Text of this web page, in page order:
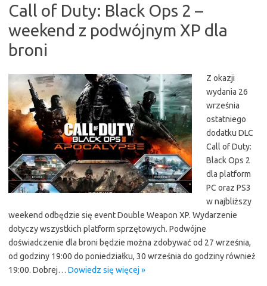
Call of Duty: Black Ops 2 –
weekend z podwójnym XP dla
broni
Z okazji
wydania 26
września
ostatniego
dodatku DLC
Call of Duty:
Black Ops 2
dla platform
PC oraz PS3
w najbliższy
weekend odbędzie się event Double Weapon XP. Wydarzenie
dotyczy wszystkich platform sprzętowych. Podwójne
doświadczenie dla broni będzie można zdobywać od 27 września,
od godziny 19:00 do poniedziałku, 30 września do godziny również
19:00. Dobrej… Dowiedz się więcej »